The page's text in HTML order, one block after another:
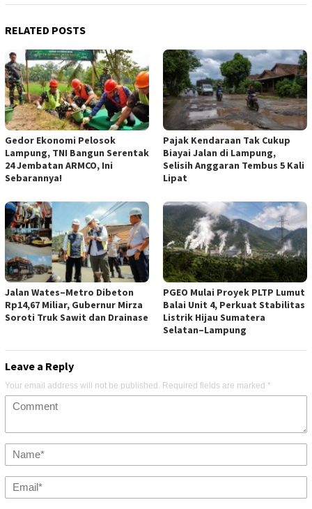
RELATED POSTS
Gedor Ekonomi Pelosok
Lampung, TNI Bangun Serentak
24 Jembatan ARMCO, Ini
Sebarannya!
Pajak Kendaraan Tak Cukup
Biayai Jalan di Lampung,
Selisih Anggaran Tembus 5 Kali
Lipat
Jalan Wates–Metro Dibeton
Rp14,67 Miliar, Gubernur Mirza
Soroti Truk Sawit dan Drainase
PGEO Mulai Proyek PLTP Lumut
Balai Unit 4, Perkuat Stabilitas
Listrik Hijau Sumatera
Selatan–Lampung
Leave a Reply
Your email address will not be published. Required fields are marked *